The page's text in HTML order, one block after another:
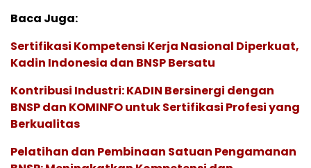
Baca Juga:
Sertifikasi Kompetensi Kerja Nasional Diperkuat,
Kadin Indonesia dan BNSP Bersatu
Kontribusi Industri: KADIN Bersinergi dengan
BNSP dan KOMINFO untuk Sertifikasi Profesi yang
Berkualitas
Pelatihan dan Pembinaan Satuan Pengamanan